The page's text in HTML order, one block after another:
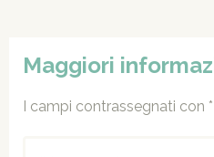
Maggiori
I campi contrassegnati con